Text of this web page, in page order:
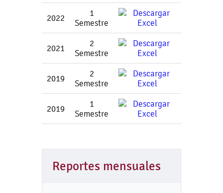
2022
1
Semestre
2021
2
Semestre
2019
2
Semestre
2019
1
Semestre
Reportes mensuales